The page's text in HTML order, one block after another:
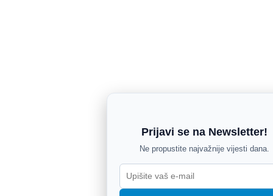
Prijavi se na Newsletter!
Ne propustite najvažnije vijesti dana.